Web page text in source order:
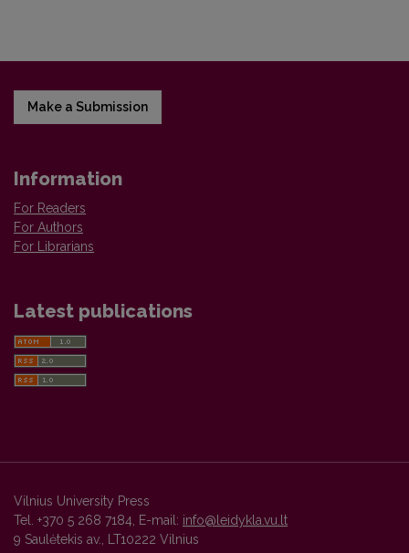
Make a Submission
Information
For Readers
For Authors
For Librarians
Latest publications
Vilnius University Press
Tel. +370 5 268 7184, E-mail: info@leidykla.vu.lt
9 Saulėtekis av., LT10222 Vilnius